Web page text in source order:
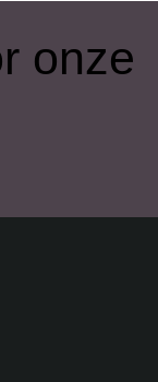
onze